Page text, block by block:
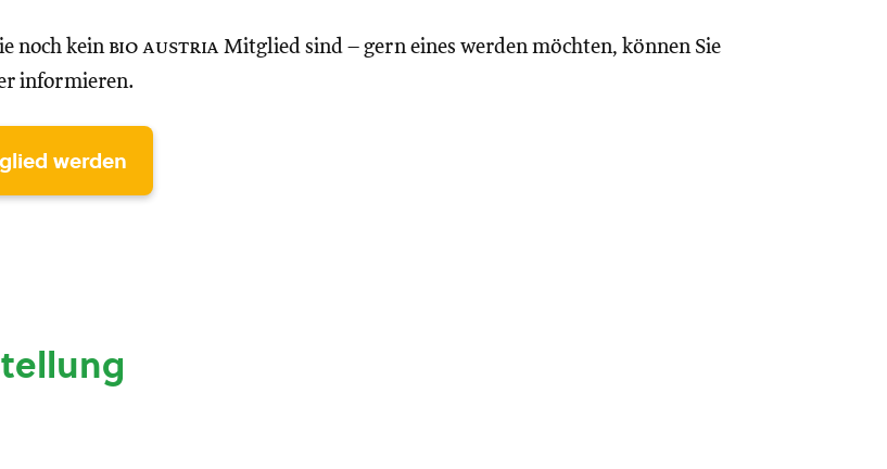
noch kein bio austria Mitglied sind – gern eines werden möchten, können Sie
informieren.
werden